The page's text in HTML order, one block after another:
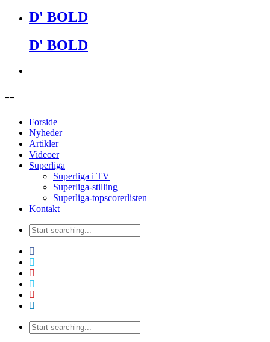
D' BOLD
D' BOLD
--
Forside
Nyheder
Artikler
Videoer
Superliga
Superliga i TV
Superliga-stilling
Superliga-topscorerlisten
Kontakt